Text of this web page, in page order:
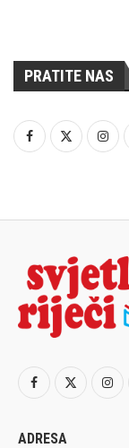
PRATITE NAS
ADRESA